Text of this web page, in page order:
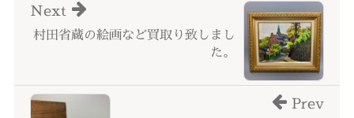
村田省蔵の絵画など買取り致しまし
た。
Next
Prev